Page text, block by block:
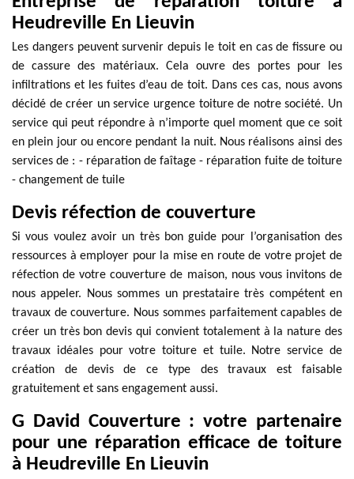
Heudreville En Lieuvin
Les dangers peuvent survenir depuis le toit en cas de fissure ou
de cassure des matériaux. Cela ouvre des portes pour les
infiltrations et les fuites d’eau de toit. Dans ces cas, nous avons
décidé de créer un service urgence toiture de notre société. Un
service qui peut répondre à n’importe quel moment que ce soit
en plein jour ou encore pendant la nuit. Nous réalisons ainsi des
services de : - réparation de faîtage - réparation fuite de toiture
- changement de tuile
Devis réfection de couverture
Si vous voulez avoir un très bon guide pour l’organisation des
ressources à employer pour la mise en route de votre projet de
réfection de votre couverture de maison, nous vous invitons de
nous appeler. Nous sommes un prestataire très compétent en
travaux de couverture. Nous sommes parfaitement capables de
créer un très bon devis qui convient totalement à la nature des
travaux idéales pour votre toiture et tuile. Notre service de
création de devis de ce type des travaux est faisable
gratuitement et sans engagement aussi.
G David Couverture : votre partenaire
pour une réparation efficace de toiture
à Heudreville En Lieuvin